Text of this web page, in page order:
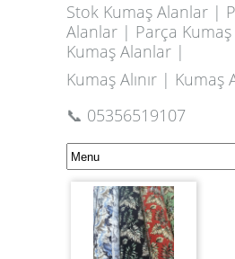
Stok Kumaş Alanlar |
Alanlar | Parça
Kumaş Alanlar |
Kumaş Alınır | Kumaş
📞 05356519107